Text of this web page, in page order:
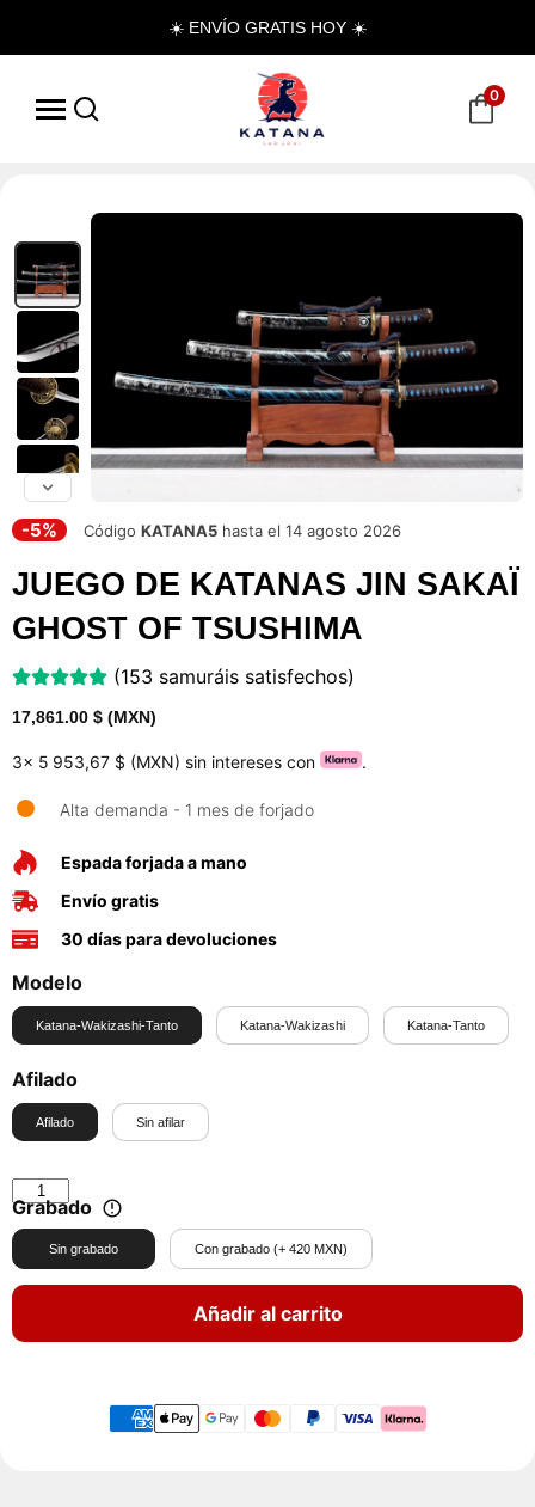
☀️ ENVÍO GRATIS HOY ☀️
0
-5% Código KATANA5 hasta el 14 agosto 2026
JUEGO DE KATANAS JIN SAKAÏ
GHOST OF TSUSHIMA
(153 samuráis satisfechos)
17,861.00 $ (MXN)
3x 5 953,67 $ (MXN) sin intereses con .
Alta demanda - 1 mes de forjado
Espada forjada a mano
Envío gratis
30 días para devoluciones
Modelo
Katana-Wakizashi-Tanto Katana-Wakizashi Katana-Tanto
Afilado
Afilado Sin afilar
Grabado
Sin grabado Con grabado (+ 420 MXN)
Añadir al carrito